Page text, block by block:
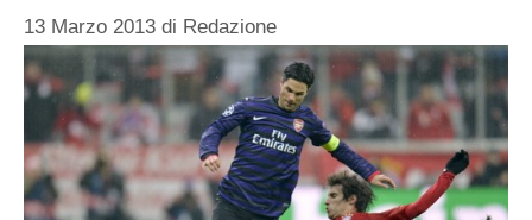
13 Marzo 2013 di Redazione